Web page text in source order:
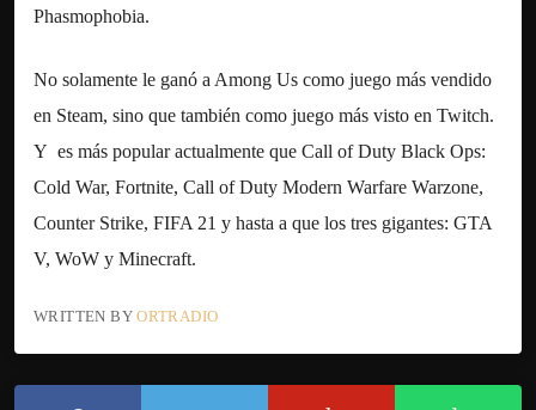
Phasmophobia.
No solamente le ganó a Among Us como juego más vendido
en Steam, sino que también como juego más visto en Twitch.
Y es más popular actualmente que Call of Duty Black Ops:
Cold War, Fortnite, Call of Duty Modern Warfare Warzone,
Counter Strike, FIFA 21 y hasta a que los tres gigantes: GTA
V, WoW y Minecraft.
WRITTEN BYORTRADIO